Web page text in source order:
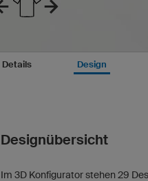
Details Design
Designübersicht
Im 3D Konfigurator stehen 29